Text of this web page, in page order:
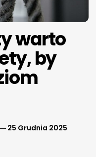
warto
by
25 Grudnia 2025